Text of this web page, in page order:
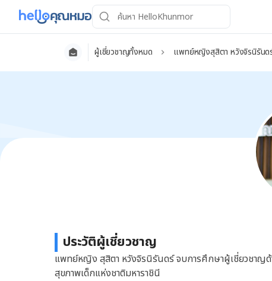
ผู้เชี่ยวชาญทั้งหมด แพทย์หญิงสุสิตา หวังจิรนิรันด
ประวัติผู้เชี่ยวชาญ
แพทย์หญิง สุสิตา หวังจิรนิรันดร์ จบการศึกษาผู้เชี่ยวชาญ
สุขภาพเด็กแห่งชาติมหาราชินี